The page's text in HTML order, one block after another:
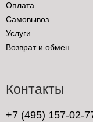
Оплата
Самовывоз
Услуги
Возврат и обмен
Контакты
+7 (495) 157-02-